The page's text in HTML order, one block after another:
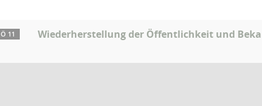
Ö 11 Wiederherstellung der Öffentlichkeit und